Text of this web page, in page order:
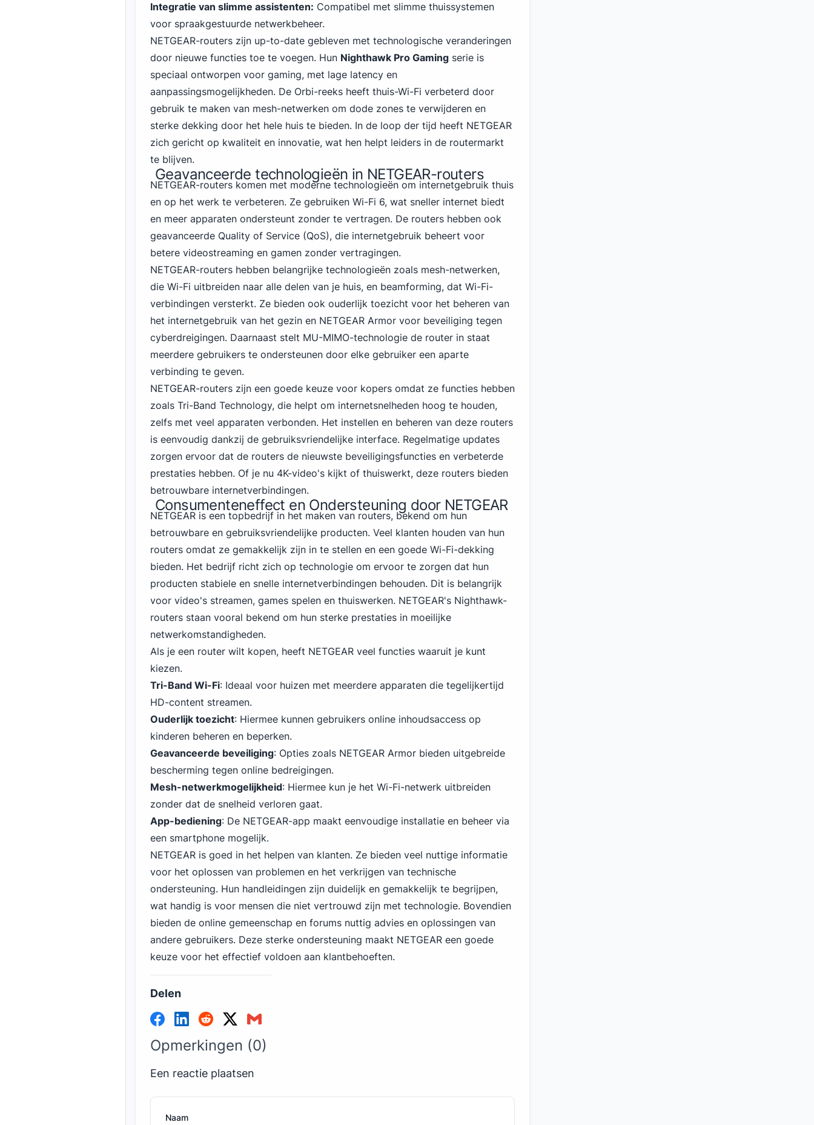
Integratie van slimme assistenten: Compatibel met slimme thuissystemen
voor spraakgestuurde netwerkbeheer.
NETGEAR-routers zijn up-to-date gebleven met technologische veranderingen
door nieuwe functies toe te voegen. Hun Nighthawk Pro Gaming serie is
speciaal ontworpen voor gaming, met lage latency en
aanpassingsmogelijkheden. De Orbi-reeks heeft thuis-Wi-Fi verbeterd door
gebruik te maken van mesh-netwerken om dode zones te verwijderen en
sterke dekking door het hele huis te bieden. In de loop der tijd heeft NETGEAR
zich gericht op kwaliteit en innovatie, wat hen helpt leiders in de routermarkt
te blijven.
Geavanceerde technologieën in NETGEAR-routers
NETGEAR-routers komen met moderne technologieën om internetgebruik thuis
en op het werk te verbeteren. Ze gebruiken Wi-Fi 6, wat sneller internet biedt
en meer apparaten ondersteunt zonder te vertragen. De routers hebben ook
geavanceerde Quality of Service (QoS), die internetgebruik beheert voor
betere videostreaming en gamen zonder vertragingen.
NETGEAR-routers hebben belangrijke technologieën zoals mesh-netwerken,
die Wi-Fi uitbreiden naar alle delen van je huis, en beamforming, dat Wi-Fi-
verbindingen versterkt. Ze bieden ook ouderlijk toezicht voor het beheren van
het internetgebruik van het gezin en NETGEAR Armor voor beveiliging tegen
cyberdreigingen. Daarnaast stelt MU-MIMO-technologie de router in staat
meerdere gebruikers te ondersteunen door elke gebruiker een aparte
verbinding te geven.
NETGEAR-routers zijn een goede keuze voor kopers omdat ze functies hebben
zoals Tri-Band Technology, die helpt om internetsnelheden hoog te houden,
zelfs met veel apparaten verbonden. Het instellen en beheren van deze routers
is eenvoudig dankzij de gebruiksvriendelijke interface. Regelmatige updates
zorgen ervoor dat de routers de nieuwste beveiligingsfuncties en verbeterde
prestaties hebben. Of je nu 4K-video's kijkt of thuiswerkt, deze routers bieden
betrouwbare internetverbindingen.
Consumenteneffect en Ondersteuning door NETGEAR
NETGEAR is een topbedrijf in het maken van routers, bekend om hun
betrouwbare en gebruiksvriendelijke producten. Veel klanten houden van hun
routers omdat ze gemakkelijk zijn in te stellen en een goede Wi-Fi-dekking
bieden. Het bedrijf richt zich op technologie om ervoor te zorgen dat hun
producten stabiele en snelle internetverbindingen behouden. Dit is belangrijk
voor video's streamen, games spelen en thuiswerken. NETGEAR's Nighthawk-
routers staan vooral bekend om hun sterke prestaties in moeilijke
netwerkomstandigheden.
Als je een router wilt kopen, heeft NETGEAR veel functies waaruit je kunt
kiezen.
Tri-Band Wi-Fi: Ideaal voor huizen met meerdere apparaten die tegelijkertijd
HD-content streamen.
Ouderlijk toezicht: Hiermee kunnen gebruikers online inhoudsaccess op
kinderen beheren en beperken.
Geavanceerde beveiliging: Opties zoals NETGEAR Armor bieden uitgebreide
bescherming tegen online bedreigingen.
Mesh-netwerkmogelijkheid: Hiermee kun je het Wi-Fi-netwerk uitbreiden
zonder dat de snelheid verloren gaat.
App-bediening: De NETGEAR-app maakt eenvoudige installatie en beheer via
een smartphone mogelijk.
NETGEAR is goed in het helpen van klanten. Ze bieden veel nuttige informatie
voor het oplossen van problemen en het verkrijgen van technische
ondersteuning. Hun handleidingen zijn duidelijk en gemakkelijk te begrijpen,
wat handig is voor mensen die niet vertrouwd zijn met technologie. Bovendien
bieden de online gemeenschap en forums nuttig advies en oplossingen van
andere gebruikers. Deze sterke ondersteuning maakt NETGEAR een goede
keuze voor het effectief voldoen aan klantbehoeften.
Delen
Opmerkingen (0)
Een reactie plaatsen
Naam